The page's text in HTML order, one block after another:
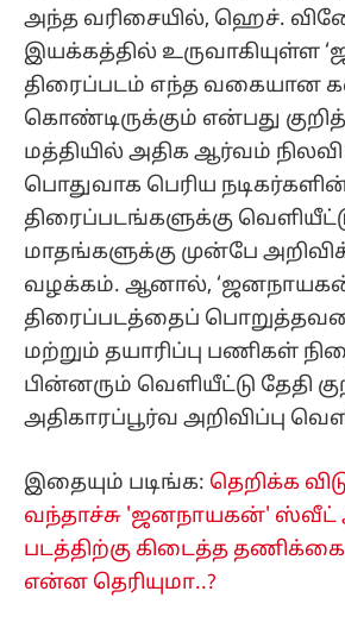
அந்த வரிசையில், ஹெச்.
இயக்கத்தில் உருவாகியுள்ள
திரைப்படம் எந்த வகையான
கொண்டிருக்கும் என்பது
மத்தியில் அதிக ஆர்வம் நிலவி
பொதுவாக பெரிய
திரைப்படங்களுக்கு
மாதங்களுக்கு முன்பே
வழக்கம். ஆனால்,
திரைப்படத்தைப் பொறுத்தவரை,
மற்றும் தயாரிப்பு பணிகள்
பின்னரும் வெளியீட்டு தேதி
அதிகாரப்பூர்வ அறிவிப்பு
இதையும் படிங்க: தெறிக்க
வந்தாச்சு 'ஜனநாயகன்' ஸ்வீட்
படத்திற்கு கிடைத்த
என்ன தெரியுமா..?